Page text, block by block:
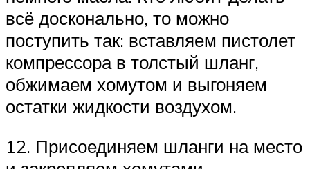
всё досконально, то можно
поступить так: вставляем пистолет
компрессора в толстый шланг,
обжимаем хомутом и выгоняем
остатки жидкости воздухом.
12. Присоединяем шланги на место